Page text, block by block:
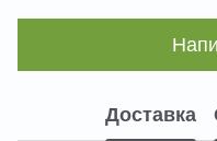
Доставка